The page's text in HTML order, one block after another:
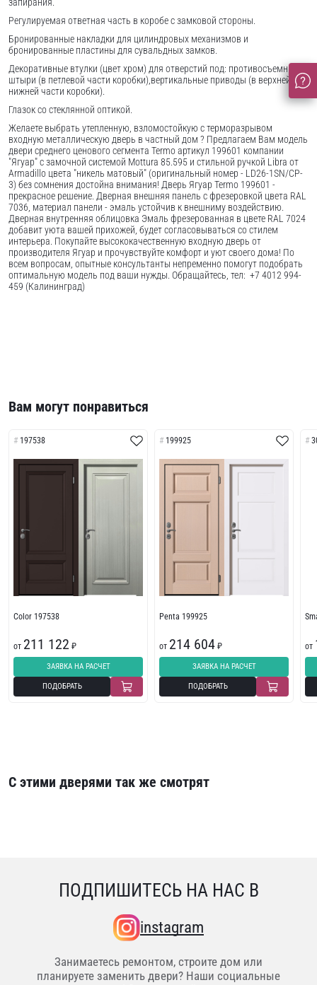
Регулируемая ответная часть в коробе с замковой стороны.
Бронированные накладки для цилиндровых механизмов и
бронированные пластины для сувальдных замков.
Декоративные втулки (цвет хром) для отверстий под: противосъемные
штыри (в петлевой части коробки),вертикальные приводы (в верхней и
нижней части коробки).
Глазок со стеклянной оптикой.
Желаете выбрать утепленную, взломостойкую с терморазрывом
входную металлическую дверь в частный дом ? Предлагаем Вам модель
двери среднего ценового сегмента Termo артикул 199601 компании
"Ягуар" с замочной системой Mottura 85.595 и стильной ручкой Libra от
Armadillo цвета "никель матовый" (оригинальный номер - LD26-1SN/CP-
3) без сомнения достойна внимания! Дверь Ягуар Termo 199601 -
прекрасное решение. Дверная внешняя панель с фрезеровкой цвета RAL
7036, материал панели - эмаль устойчив к внешниму воздействию.
Дверная внутренняя облицовка Эмаль фрезерованная в цвете RAL 7024
добавит уюта вашей прихожей, будет согласовываться со стилем
интерьера. Покупайте высококачественную входную дверь от
производителя Ягуар и прочувствуйте комфорт и уют своего дома! По
всем вопросам, опытные консультанты непременно помогут подобрать
оптимальную модель под ваши нужды. Обращайтесь, тел: +7 4012 994-
459 (Калининград)
Вам могут понравиться
197538
Color 197538
от 211 122 ₽
ЗАЯВКА НА РАСЧЕТ
ПОДОБРАТЬ
199925
Penta 199925
от 214 604 ₽
ЗАЯВКА НА РАСЧЕТ
ПОДОБРАТЬ
от
С этими дверями так же смотрят
ПОДПИШИТЕСЬ НА НАС В
instagram
Занимаетесь ремонтом, строите дом или
планируете заменить двери? Наши социальные